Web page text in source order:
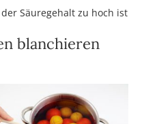
Säuregehalt zu hoch ist
blanchieren